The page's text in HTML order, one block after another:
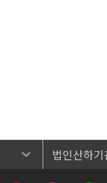
법인산하기